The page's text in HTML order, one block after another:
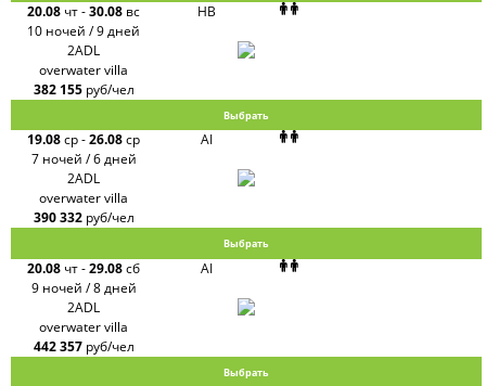
20.08 чт-30.08 вс
10 ночей / 9 дней
HB
2ADL
overwater villa
382 155 руб/чел
Выбрать
19.08ср-26.08ср
7 ночей / 6 дней
AI
2ADL
overwater villa
390 332 руб/чел
Выбрать
20.08 чт-29.08сб
9 ночей / 8 дней
AI
2ADL
overwater villa
442 357 руб/чел
Выбрать